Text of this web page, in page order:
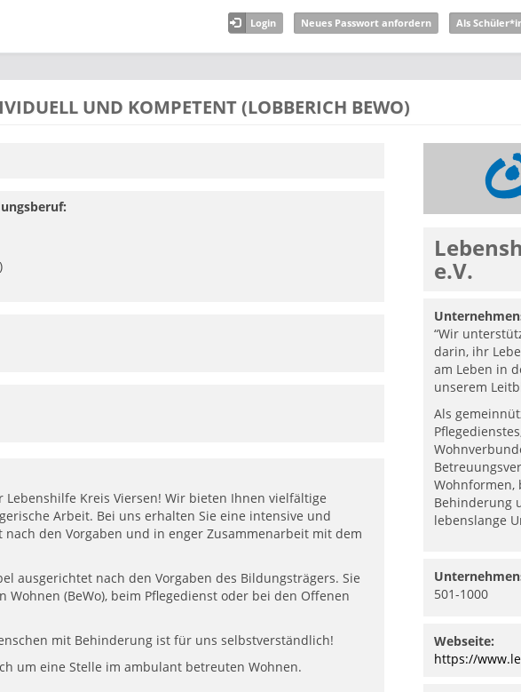
Login Neues Passwort anfordern Als
UND KOMPETENT (LOBBERICH BEWO)
Kreis Viersen! Wir bieten Ihnen vielfältige
Arbeit. Bei uns erhalten Sie eine intensive und
den Vorgaben und in enger Zusammenarbeit mit dem
ausgerichtet nach den Vorgaben des Bildungsträgers. Sie
(BeWo), beim Pflegedienst oder bei den Offenen
mit Behinderung ist für uns selbstverständlich!
um eine Stelle im ambulant betreuten Wohnen.
e.V.
“Wir
darin, ihr
am Leben in
unserem
Als
Wohnformen,
Behinderung
lebenslange
501-1000
Webseite:
https://